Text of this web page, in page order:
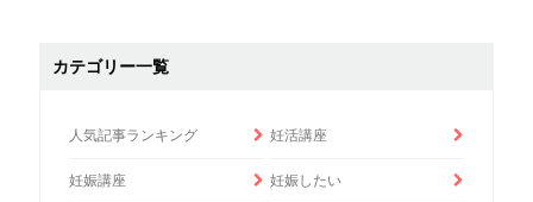
カテゴリー一覧
人気記事ランキング 妊活講座
妊娠講座 妊娠したい